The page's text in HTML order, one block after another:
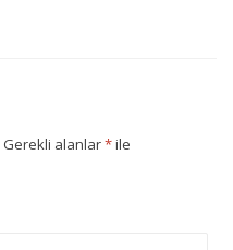
Gerekli alanlar*ile